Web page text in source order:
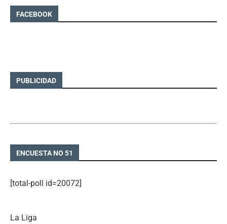
FACEBOOK
PUBLICIDAD
ENCUESTA NO 51
[total-poll id=20072]
La Liga